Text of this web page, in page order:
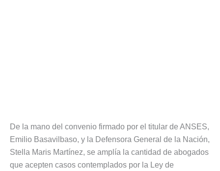
De la mano del convenio firmado por el titular de ANSES,
Emilio Basavilbaso, y la Defensora General de la Nación,
Stella Maris Martínez, se amplía la cantidad de abogados
que acepten casos contemplados por la Ley de